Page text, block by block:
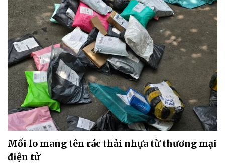
Mối lo mang tên rác thải nhựa từ thương mại
điện tử